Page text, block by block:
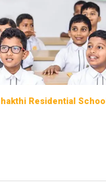
Residential School